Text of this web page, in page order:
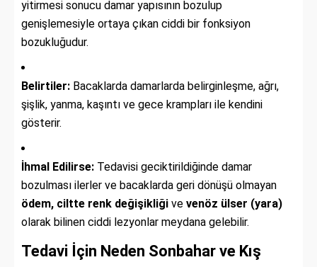
yitirmesi sonucu damar yapısının bozulup
genişlemesiyle ortaya çıkan ciddi bir fonksiyon
bozukluğudur.
Belirtiler: Bacaklarda damarlarda belirginleşme, ağrı,
şişlik, yanma, kaşıntı ve gece krampları ile kendini
gösterir.
İhmal Edilirse: Tedavisi geciktirildiğinde damar
bozulması ilerler ve bacaklarda geri dönüşü olmayan
ödem, ciltte renk değişikliği ve venöz ülser (yara)
olarak bilinen ciddi lezyonlar meydana gelebilir.
Tedavi İçin Neden Sonbahar ve Kış